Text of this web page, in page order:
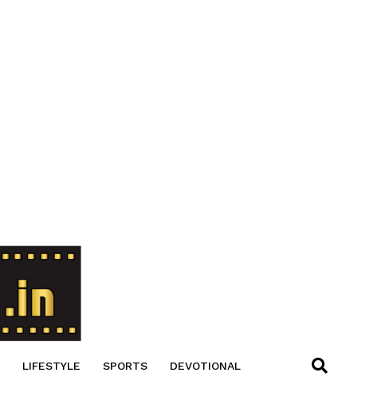
LIFESTYLE SPORTS DEVOTIONAL